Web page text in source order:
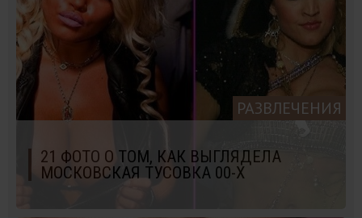
РАЗВЛЕЧЕНИЯ
21 ФОТО О ТОМ, КАК ВЫГЛЯДЕЛА
МОСКОВСКАЯ ТУСОВКА 00-Х